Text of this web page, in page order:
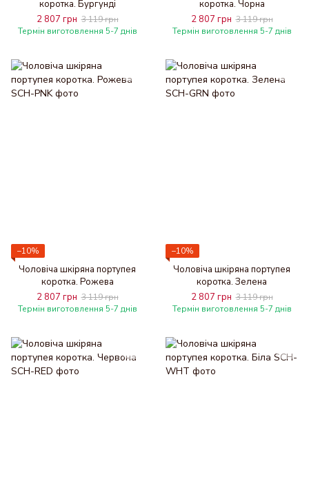
коротка. Бургунді
2 807 грн 3 119 грн
Термін виготовлення 5-7 днів
коротка. Чорна
2 807 грн 3 119 грн
Термін виготовлення 5-7 днів
−10%
Чоловіча шкіряна портупея
коротка. Рожева
2 807 грн 3 119 грн
Термін виготовлення 5-7 днів
−10%
Чоловіча шкіряна портупея
коротка. Зелена
2 807 грн 3 119 грн
Термін виготовлення 5-7 днів